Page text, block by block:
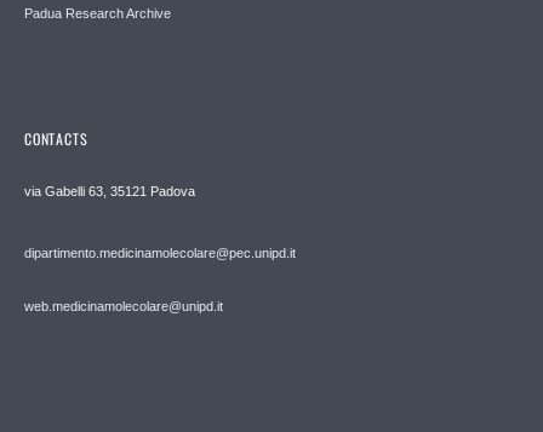
Padua Research Archive
CONTACTS
via Gabelli 63, 35121 Padova
dipartimento.medicinamolecolare@pec.unipd.it
web.medicinamolecolare@unipd.it